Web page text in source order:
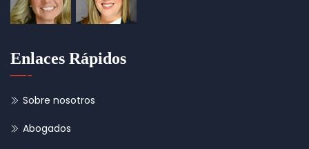
Enlaces Rápidos
Sobre nosotros
Abogados